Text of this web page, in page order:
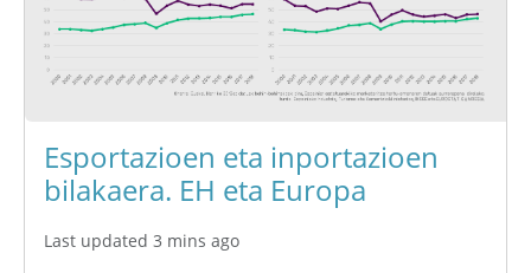
Esportazioen eta inportazioen
bilakaera. EH eta Europa
Last updated 3 mins ago